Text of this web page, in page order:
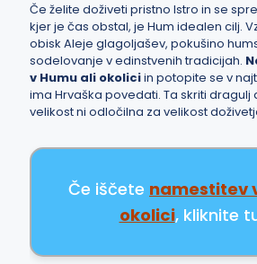
Če želite doživeti pristno Istro in se
kjer je čas obstal, je Hum idealen cilj.
obisk Aleje glagoljašev, pokušino
sodelovanje v edinstvenih tradicijah.
v Humu ali okoliciin potopite se v
ima Hrvaška povedati. Ta skriti dragulj
velikost ni odločilna za velikost
Če iščete namestitev
okolici, kliknite